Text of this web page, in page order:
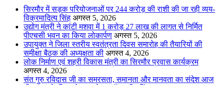
सिरमौर में सड़क परियोजनाओं पर 244 करोड़ की राशी की जा रही व्यय-
विक्रमादित्य सिंह अगस्त 5, 2026
उद्योग मंत्री ने कांटी मशवा में 1 करोड़ 27 लाख की लागत से निर्मित
पीएचसी भवन का किया लोकार्पण अगस्त 5, 2026
उपायुक्त ने जिला स्तरीय स्वतंत्रता दिवस समारोह की तैयारियों की
समीक्षा बैठक की अध्यक्षता की अगस्त 4, 2026
लोक निर्माण एवं शहरी विकास मंत्री का सिरमौर प्रवास कार्यक्रम
अगस्त 4, 2026
संत गुरु रविदास जी का समरसता, समानता और मानवता का संदेश आज